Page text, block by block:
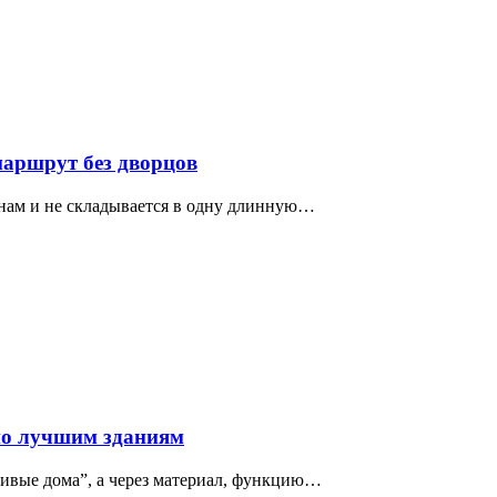
без дворцов
и не складывается в одну длинную…
лучшим зданиям
дома”, а через материал, функцию…